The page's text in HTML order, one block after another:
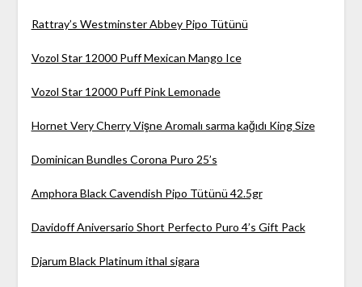
Rattray’s Westminster Abbey Pipo Tütünü
Vozol Star 12000 Puff Mexican Mango Ice
Vozol Star 12000 Puff Pink Lemonade
Hornet Very Cherry Vişne Aromalı sarma kağıdı King Size
Dominican Bundles Corona Puro 25’s
Amphora Black Cavendish Pipo Tütünü 42.5gr
Davidoff Aniversario Short Perfecto Puro 4’s Gift Pack
Djarum Black Platinum ithal sigara